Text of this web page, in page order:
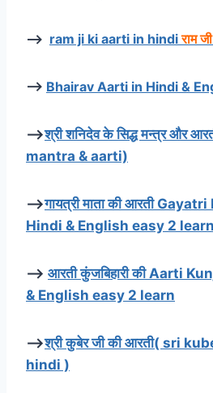
–> ram ji ki aarti in hindiराम
–> Bhairav Aarti in Hindi &
–>श्री शनिदेव के सिद्ध मन्त्र और
mantra & aarti)
–>गायत्री माता की आरती
Hindi & English easy 2 learn
–> आरती कुंजबिहारी की Aarti
& English easy 2 learn
–>श्री कुबेर जी की आरती( sri
hindi )